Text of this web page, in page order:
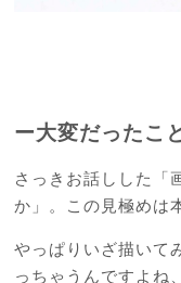
ー大変だったこ
さっきお話しした「
か」。この見極めは
やっぱりいざ描いて
っちゃうんですよね